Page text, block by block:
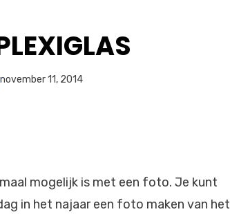
november 11, 2014
mogelijk is met een foto. Je kunt
in het najaar een foto maken van het